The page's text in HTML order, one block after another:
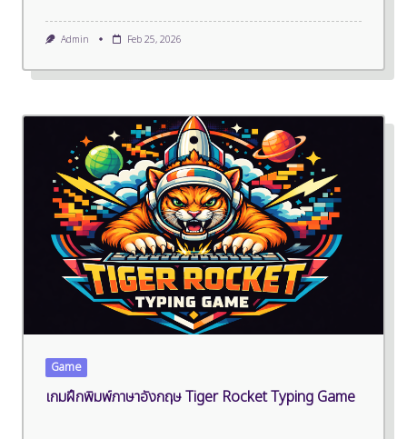
Admin Feb 25, 2026
Game
เกมฝึกพิมพ์ภาษาอังกฤษ Tiger Rocket Typing Game